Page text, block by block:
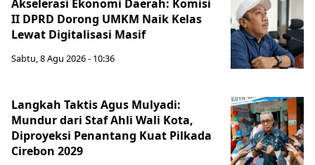
Akselerasi Ekonomi Daerah: Komisi
II DPRD Dorong UMKM Naik Kelas
Lewat Digitalisasi Masif
Sabtu, 8 Agu 2026 - 10:36
Langkah Taktis Agus Mulyadi:
Mundur dari Staf Ahli Wali Kota,
Diproyeksi Penantang Kuat Pilkada
Cirebon 2029